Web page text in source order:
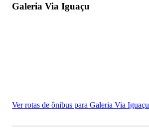
Galeria Via Iguaçu
Ver rotas de ônibus para Galeria Via Iguaçu